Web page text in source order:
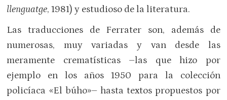
llenguatge, 1981) y estudioso de la literatura.
Las traducciones de Ferrater son, además de
numerosas, muy variadas y van desde las
meramente crematísticas –las que hizo por
ejemplo en los años 1950 para la colección
policíaca «El búho»– hasta textos propuestos por